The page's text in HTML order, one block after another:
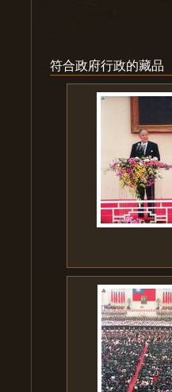
符合政府行政的藏品